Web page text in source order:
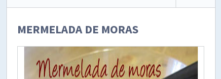
MERMELADA DE MORAS